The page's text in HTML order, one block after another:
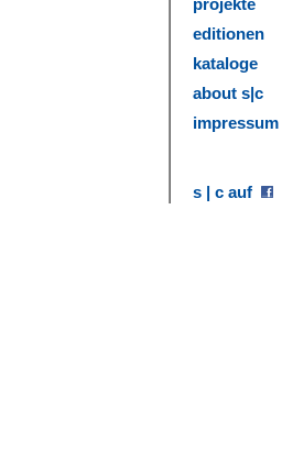
projekte
editionen
kataloge
about s|c
impressum
s | c auf